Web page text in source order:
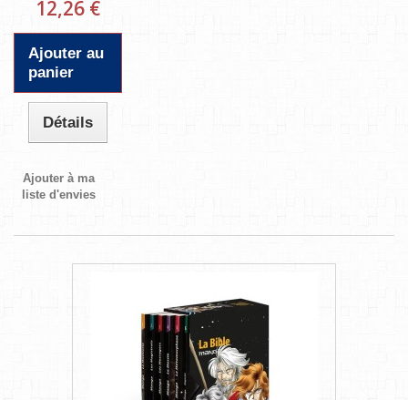
12,26 €
Ajouter au
panier
Détails
Ajouter à ma
liste d'envies